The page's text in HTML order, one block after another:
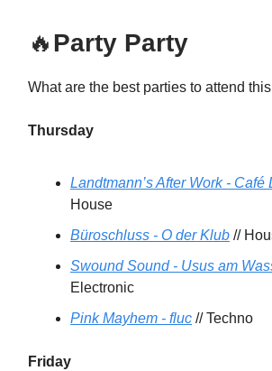
🔥Party Party
What are the best parties to attend
Thursday
Landtmann’s After Work - Café
House
Büroschluss - O der Klub //
Swound Sound - Usus am
Electronic
Pink Mayhem - fluc // Techno
Friday